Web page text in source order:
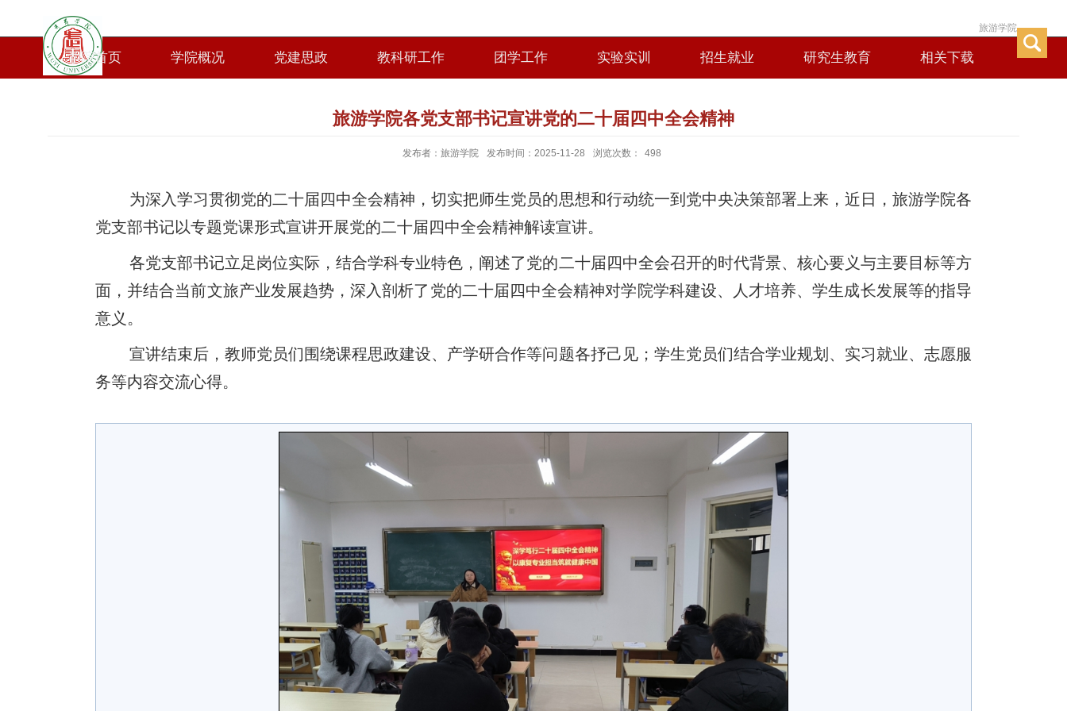
旅游学院
学院首页 学院概况 党建思政 教科研工作 团学工作 实验实训 招生就业 研究生教育 相关下载
旅游学院各党支部书记宣讲党的二十届四中全会精神
发布者：旅游学院 发布时间：2025-11-28 浏览次数： 498
为深入学习贯彻党的二十届四中全会精神，切实把师生党员的思想和行动统一到党中央决策部署上来，近日，旅游学院各
党支部书记以专题党课形式宣讲开展党的二十届四中全会精神解读宣讲。
各党支部书记立足岗位实际，结合学科专业特色，阐述了党的二十届四中全会召开的时代背景、核心要义与主要目标等方
面，并结合当前文旅产业发展趋势，深入剖析了党的二十届四中全会精神对学院学科建设、人才培养、学生成长发展等的指导
意义。
宣讲结束后，教师党员们围绕课程思政建设、产学研合作等问题各抒己见；学生党员们结合学业规划、实习就业、志愿服
务等内容交流心得。